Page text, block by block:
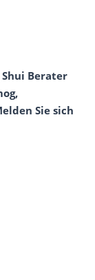
Shui Berater
Sie sich